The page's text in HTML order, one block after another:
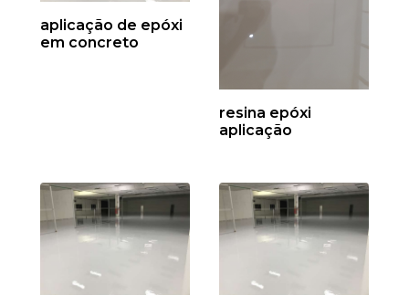
aplicação de epóxi
em concreto
resina epóxi
aplicação